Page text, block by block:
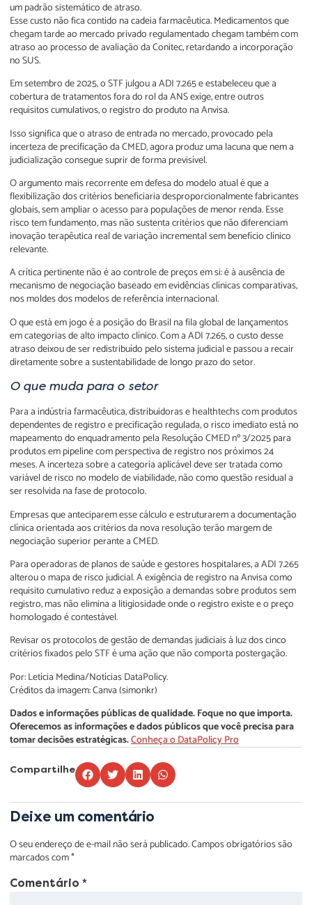
um padrão sistemático de atraso.
Esse custo não fica contido na cadeia farmacêutica. Medicamentos que
chegam tarde ao mercado privado regulamentado chegam também com
atraso ao processo de avaliação da Conitec, retardando a incorporação
no SUS.
Em setembro de 2025, o STF julgou a ADI 7.265 e estabeleceu que a
cobertura de tratamentos fora do rol da ANS exige, entre outros
requisitos cumulativos, o registro do produto na Anvisa.
Isso significa que o atraso de entrada no mercado, provocado pela
incerteza de precificação da CMED, agora produz uma lacuna que nem a
judicialização consegue suprir de forma previsível.
O argumento mais recorrente em defesa do modelo atual é que a
flexibilização dos critérios beneficiaria desproporcionalmente fabricantes
globais, sem ampliar o acesso para populações de menor renda. Esse
risco tem fundamento, mas não sustenta critérios que não diferenciam
inovação terapêutica real de variação incremental sem benefício clínico
relevante.
A crítica pertinente não é ao controle de preços em si: é à ausência de
mecanismo de negociação baseado em evidências clínicas comparativas,
nos moldes dos modelos de referência internacional.
O que está em jogo é a posição do Brasil na fila global de lançamentos
em categorias de alto impacto clínico. Com a ADI 7.265, o custo desse
atraso deixou de ser redistribuído pelo sistema judicial e passou a recair
diretamente sobre a sustentabilidade de longo prazo do setor.
O que muda para o setor
Para a indústria farmacêutica, distribuidoras e healthtechs com produtos
dependentes de registro e precificação regulada, o risco imediato está no
mapeamento do enquadramento pela Resolução CMED nº 3/2025 para
produtos em pipeline com perspectiva de registro nos próximos 24
meses. A incerteza sobre a categoria aplicável deve ser tratada como
variável de risco no modelo de viabilidade, não como questão residual a
ser resolvida na fase de protocolo.
Empresas que anteciparem esse cálculo e estruturarem a documentação
clínica orientada aos critérios da nova resolução terão margem de
negociação superior perante a CMED.
Para operadoras de planos de saúde e gestores hospitalares, a ADI 7.265
alterou o mapa de risco judicial. A exigência de registro na Anvisa como
requisito cumulativo reduz a exposição a demandas sobre produtos sem
registro, mas não elimina a litigiosidade onde o registro existe e o preço
homologado é contestável.
Revisar os protocolos de gestão de demandas judiciais à luz dos cinco
critérios fixados pelo STF é uma ação que não comporta postergação.
Por: Letícia Medina/Notícias DataPolicy.
Créditos da imagem: Canva (simonkr)
Dados e informações públicas de qualidade. Foque no que importa.
Oferecemos as informações e dados públicos que você precisa para
tomar decisões estratégicas.Conheça o DataPolicy Pro
Compartilhe
Deixe um comentário
O seu endereço de e-mail não será publicado.Campos obrigatórios são
marcados com*
Comentário *